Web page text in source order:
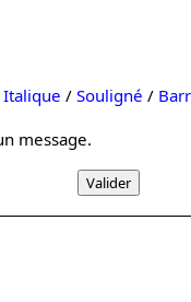
Italique / Souligné /
message.